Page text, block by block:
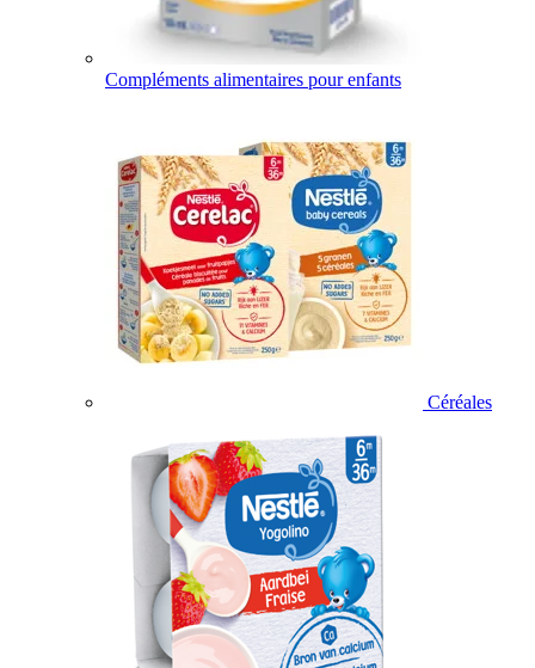
Compléments alimentaires pour enfants
Céréales